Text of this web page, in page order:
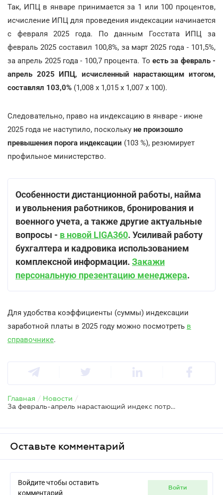
Так, ИПЦ в январе принимается за 1 или 100 процентов,
исчисление ИПЦ для проведения индексации начинается
с февраля 2025 года. По данным Госстата ИПЦ за
февраль 2025 составил 100,8%, за март 2025 года - 101,5%,
за апрель 2025 года - 100,7 процента. То есть за февраль -
апрель 2025 ИПЦ, исчисленный нарастающим итогом,
составлял 103,0% (1,008 х 1,015 х 1,007 х 100).
Следовательно, право на индексацию в январе - июне
2025 года не наступило, поскольку не произошло
превышения порога индексации (103 %), резюмирует
профильное министерство.
Особенности дистанционной работы, найма
и увольнения работников, бронирования и
военного учета, а также другие актуальные
вопросы - в новой LIGA360. Усиливай работу
бухгалтера и кадровика использованием
комплексной информации. Закажи
персональную презентацию менеджера.
Для удобства коэффициенты (суммы) индексации
заработной платы в 2025 году можно посмотреть в
справочнике.
Главная / Новости /
За февраль-апрель нарастающий индекс потребительских цен составляет 103% – считать ли индексацию
Оставьте комментарий
Войдите чтобы оставить
комментарий
войти